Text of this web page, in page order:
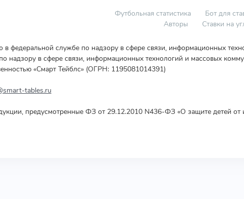
Футбольная статистика Бот для
Авторы
Ставки на
в федеральной службе по надзору в сфере связи, информационных
надзору в сфере связи, информационных технологий и массовых
«Смарт Тейблс» (ОГРН: 1195081014391)
tables.ru
предусмотренные ФЗ от 29.12.2010 N436-ФЗ «О защите детей